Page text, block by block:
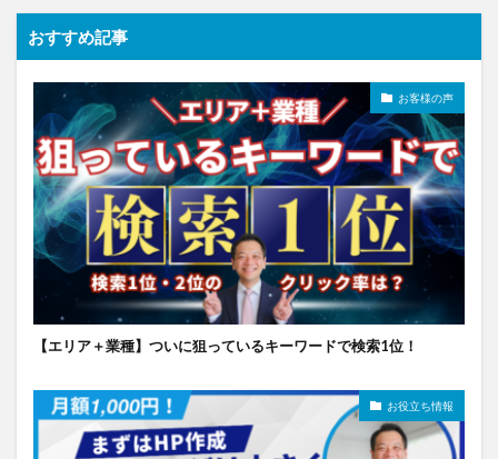
おすすめ記事
お客様の声
【エリア＋業種】ついに狙っているキーワードで検索1位！
お役立ち情報